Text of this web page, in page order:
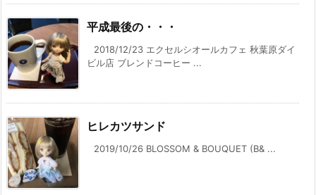
平成最後の・・・
2018/12/23 エクセルシオールカフェ 秋葉原ダイ
ビル店 ブレンドコーヒー ...
ヒレカツサンド
2019/10/26 BLOSSOM & BOUQUET (B& ...